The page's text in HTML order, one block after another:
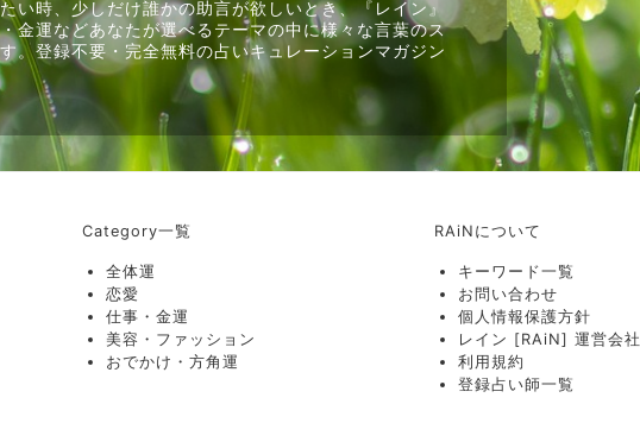
い時、少しだけ誰かの助言が欲しいとき、『レイン』
金運などあなたが選べるテーマの中に様々な言葉のス
。登録不要・完全無料の占いキュレーションマガジン
Category一覧
全体運
恋愛
仕事・金運
美容・ファッション
おでかけ・方角運
RAiNについて
キーワード一覧
お問い合わせ
個人情報保護方針
レイン [RAiN] 運営会社
利用規約
登録占い師一覧